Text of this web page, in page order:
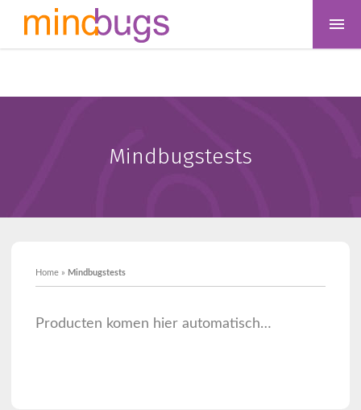
Mindbugstests
Home» Mindbugstests
Producten komen hier automatisch…